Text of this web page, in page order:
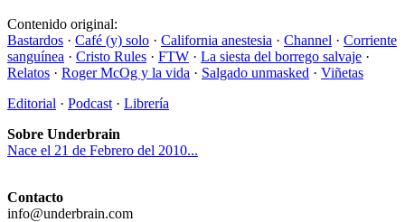
Contenido original:
Bastardos · Café (y) solo · California anestesia · Channel · Corriente
sanguínea · Cristo Rules · FTW · La siesta del borrego salvaje ·
Relatos · Roger McOg y la vida · Salgado unmasked · Viñetas
Editorial · Podcast · Librería
Sobre Underbrain
Nace el 21 de Febrero del 2010...
Contacto
info@underbrain.com